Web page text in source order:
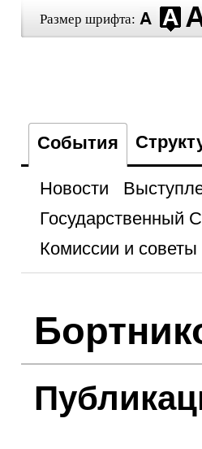
Размер шрифта:
События
Новости
Государственный
Комиссии и советы